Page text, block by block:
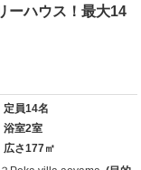
ーハウス！最大14
定員14名
浴室2室
広さ177㎡